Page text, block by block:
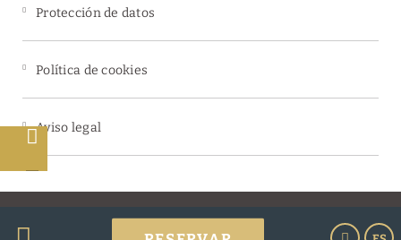
Protección de datos
Política de cookies
Aviso legal
Powered by Keytel